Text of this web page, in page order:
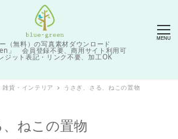
（無料）の写真素材ダウンロード
」 会員登録不要、商用サイト利用可
ジット表記・リンク不要、加工OK
MENU
雑貨・インテリア うさぎ、さる、ねこの置物
ねこの置物